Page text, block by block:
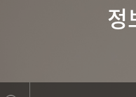
정